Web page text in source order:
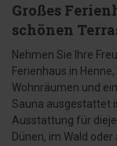
Großes
schönen
Nehmen Sie Ihre
Ferienhaus in
Wohnräumen und
Sauna ausgestattet
Ausstattung für
Dünen, im Wald